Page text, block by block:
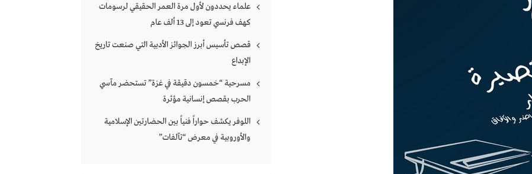
علماء يحددون لأول مرة العمر الحقيقي لرسومات
كهف فرنسي تعود إلى 13 ألف عام
قصص تأسيس أبرز الجوائز الأدبية التي صنعت تاريخ
الإبداع
مسرحية “خمسون دقيقة في غزة” تستحضر مآسي
الحرب بقصص إنسانية مؤثرة
اللوفر يكشف حواراً فنياً بين الحضارتين الإسلامية
والأوروبية في معرض “تآلفات”